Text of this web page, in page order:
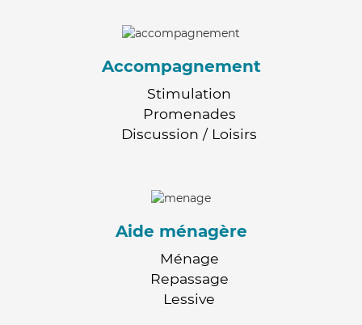
Accompagnement
Stimulation
Promenades
Discussion / Loisirs
Aide ménagère
Ménage
Repassage
Lessive